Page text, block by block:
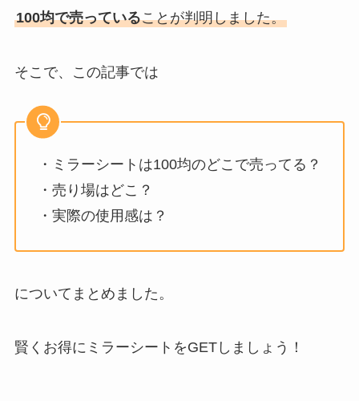
100均で売っていることが判明しました。
そこで、この記事では
・ミラーシートは100均のどこで売ってる？
・売り場はどこ？
・実際の使用感は？
についてまとめました。
賢くお得にミラーシートをGETしましょう！